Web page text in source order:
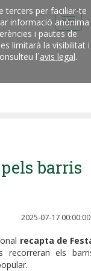
tercers per faciliar-te
informació anònima
i pautes de
limitarà la visibilitat i
l´avis legal.
barris
2025-07-17 00:00:00
recapta de
recorreran els